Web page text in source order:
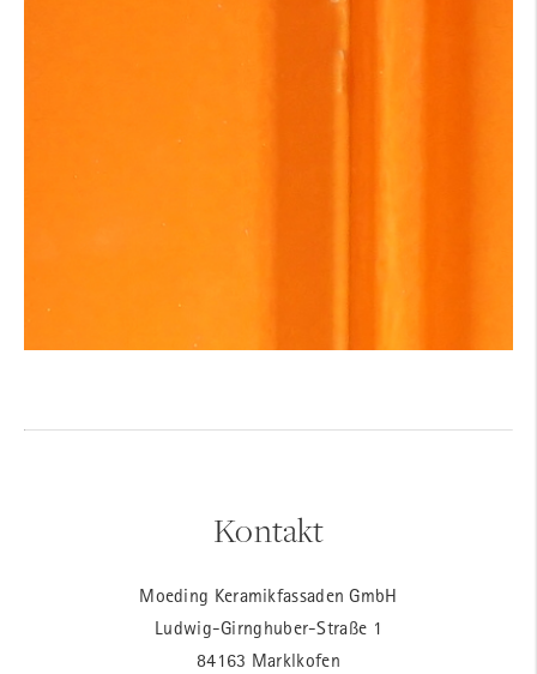
Kontakt
Moeding Keramikfassaden GmbH
Ludwig-Girnghuber-Straße 1
84163 Marklkofen